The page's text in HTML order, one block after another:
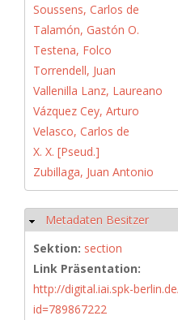
Soussens, Carlos de
Talamón, Gastón O.
Testena, Folco
Torrendell, Juan
Vallenilla Lanz, Laureano
Vázquez Cey, Arturo
Velasco, Carlos de
X. X. [Pseud.]
Zubillaga, Juan Antonio
Hide
Metadaten Besitzer
Sektion: section
Link Präsentation:
http://digital.iai.spk-
id=789867222